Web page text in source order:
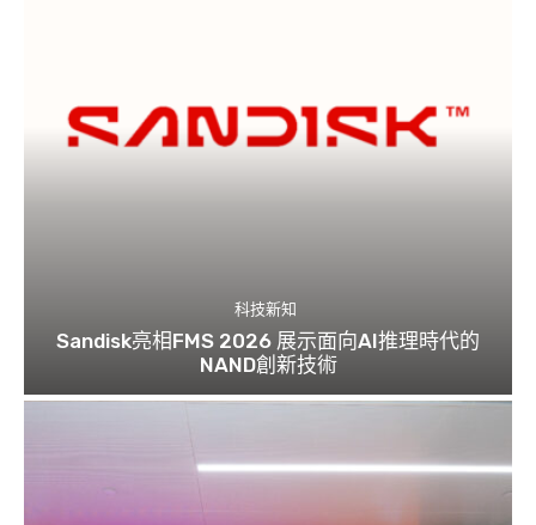
科技新知
Sandisk亮相FMS 2026 展示面向AI推理時代的
NAND創新技術